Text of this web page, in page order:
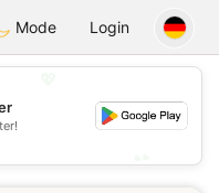
Citas
Mode Login